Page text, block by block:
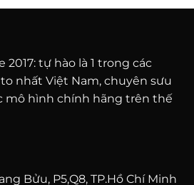
đến
đến
tự hào là 1 trong các
nhất Việt Nam, chuyên sưu
mô hình chính hãng trên thế
Bửu, P5,Q8, TP.Hồ Chí Minh